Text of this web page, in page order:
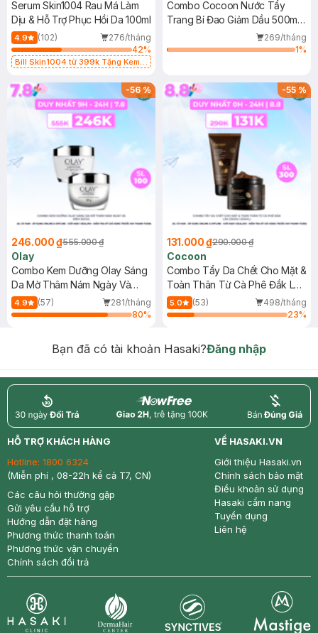
Serum Skin1004 Rau Má Làm
Dịu & Hỗ Trợ Phục Hồi Da 100ml
4.9 (102)
276/tháng
42%
Bill Skin1004 từ 399k Tặng Kem
SPF 50+ 20ml (SL Có Hạn)
Combo Cocoon Nước Tẩy
Trang Bí Đao Giảm Dầu 500ml
+ Sữa Rửa Mặt Sen Hậu Giang
Dịu Da Nhạy Cảm 310ml
269/tháng
1%
-56%
246.000 ₫555.000 ₫
Olay
Combo Kem Dưỡng Olay Sáng
Da Mờ Thâm Nám Ngày Và
Đêm 50gx2
4.9 (57)
281/tháng
80%
-55%
131.000 ₫290.000 ₫
Cocoon
Combo Tẩy Da Chết Cho Mặt &
Toàn Thân Từ Cà Phê Đắk Lắk
(150ml+200ml)
5.0 (53)
498/tháng
23%
Bạn đã có tài khoản Hasaki?Đăng nhập
return nowfree price
HỖ TRỢ KHÁCH HÀNG
Hotline: 1800 6324
(Miễn phí , 08-22h kể cả T7, CN)
Các câu hỏi thường gặp
Gửi yêu cầu hỗ trợ
Hướng dẫn đặt hàng
Phương thức thanh toán
Phương thức vận chuyển
Chính sách đổi trả
VỀ HASAKI.VN
Giới thiệu Hasaki.vn
Chính sách bảo mật
Điều khoản sử dụng
Hasaki cẩm nang
Tuyển dụng
Liên hệ